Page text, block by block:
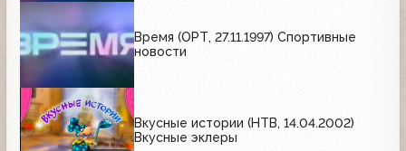
Время (ОРТ, 27.11.1997) Спортивные
новости
Вкусные истории (НТВ, 14.04.2002)
Вкусные эклеры